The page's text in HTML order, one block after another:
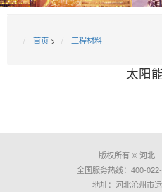
首页 > 工程材料
太阳
版权所有 © 河北
全国服务热线：400-
地址：河北沧州市